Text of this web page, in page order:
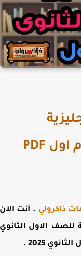
للصف الاول الثانوي ترم اول PDF
ذاكرولي. أنت الآن
الاول الثانوي
2025
.